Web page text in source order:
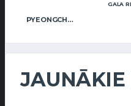
PYEONGCHANG 2018
GALA
JAUNĀKIE